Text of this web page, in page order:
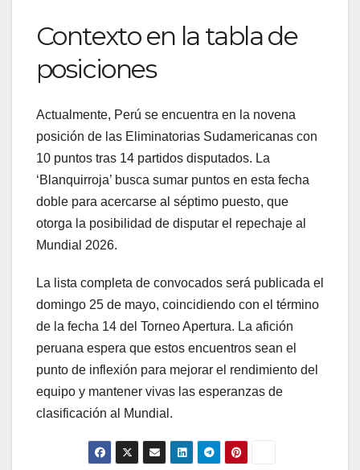
Contexto en la tabla de
posiciones
Actualmente, Perú se encuentra en la novena
posición de las Eliminatorias Sudamericanas con
10 puntos tras 14 partidos disputados. La
‘Blanquirroja’ busca sumar puntos en esta fecha
doble para acercarse al séptimo puesto, que
otorga la posibilidad de disputar el repechaje al
Mundial 2026.
La lista completa de convocados será publicada el
domingo 25 de mayo, coincidiendo con el término
de la fecha 14 del Torneo Apertura. La afición
peruana espera que estos encuentros sean el
punto de inflexión para mejorar el rendimiento del
equipo y mantener vivas las esperanzas de
clasificación al Mundial.